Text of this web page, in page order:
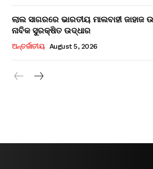
ଲାଲ ସାଗରରେ ଭାରତୀୟ ମାଲବାହୀ
ନାବିକ ସୁରକ୍ଷିତ ଉଦ୍ଧାର
ଅନ୍ତର୍ଜାତୀୟ August 5, 2026